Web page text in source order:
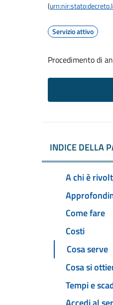
(
Servizio attivo
Procedimento di
INDICE DELLA
A chi è
Come fare
Costi
Cosa serve
Cosa si
Tempi e